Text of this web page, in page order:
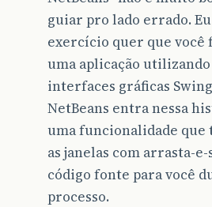
for
(int i = 0; i <
media += this.
media /= this.
return media;
guiar pro lado errado.
exercício quer que você
uma aplicação utilizando
interfaces gráficas
NetBeans entra nessa
uma funcionalidade que
as janelas com arrasta-
código fonte para você
processo.